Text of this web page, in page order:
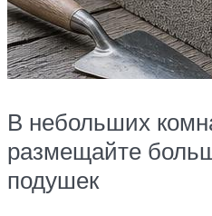
В небольших
размещайте
подушек